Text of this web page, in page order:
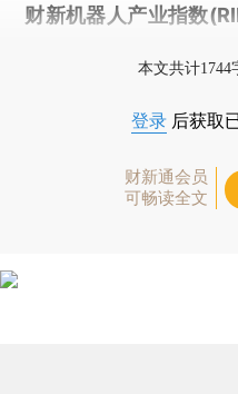
财新机器人产业指数
本文共计1744
登录 后获取
财新通会员
可畅读全文